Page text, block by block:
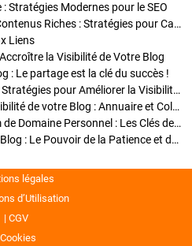
Stratégies Modernes pour le SEO
Enrichir Vos Articles avec des Contenus Riches : Stratégies pour Captiver et Optimiser
Liens
la Visibilité de Votre Blog
: Le partage est la clé du succès !
Optimisation SEO des Articles : Stratégies pour Améliorer la Visibilité de Votre Blog
Stratégies pour améliorer la visibilité de votre Blog : Annuaire et Collaborations
Pourquoi Investir dans un Nom de Domaine Personnel : Les Clés de la Réussite de Votre Blog
Comment Faire Émerger Votre Blog : Le Pouvoir de la Patience et de la Persévérance
légales
d’Utilisation
CGV
Cookies